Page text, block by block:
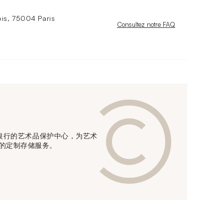
75004 Paris
Nouvelle fenêtre
Consultez notre FAQ
的艺术品保护中心，为艺术
定制存储服务。